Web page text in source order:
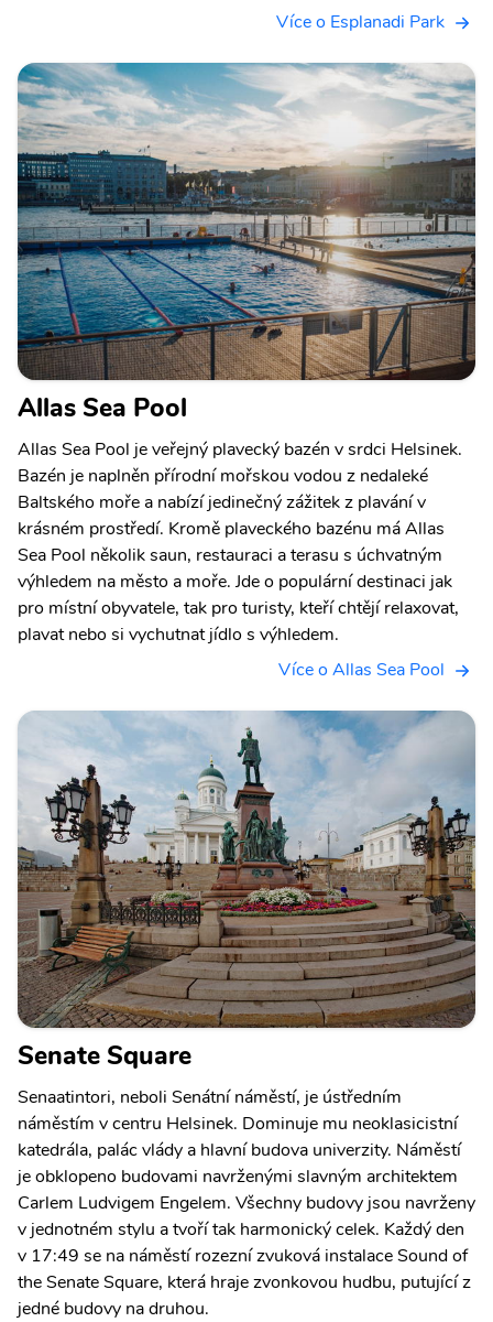
Více o Esplanadi Park
Allas Sea Pool
Allas Sea Pool je veřejný plavecký bazén v srdci Helsinek.
Bazén je naplněn přírodní mořskou vodou z nedaleké
Baltského moře a nabízí jedinečný zážitek z plavání v
krásném prostředí. Kromě plaveckého bazénu má Allas
Sea Pool několik saun, restauraci a terasu s úchvatným
výhledem na město a moře. Jde o populární destinaci jak
pro místní obyvatele, tak pro turisty, kteří chtějí relaxovat,
plavat nebo si vychutnat jídlo s výhledem.
Více o Allas Sea Pool
Senate Square
Senaatintori, neboli Senátní náměstí, je ústředním
náměstím v centru Helsinek. Dominuje mu neoklasicistní
katedrála, palác vlády a hlavní budova univerzity. Náměstí
je obklopeno budovami navrženými slavným architektem
Carlem Ludvigem Engelem. Všechny budovy jsou navrženy
v jednotném stylu a tvoří tak harmonický celek. Každý den
v 17:49 se na náměstí rozezní zvuková instalace Sound of
the Senate Square, která hraje zvonkovou hudbu, putující z
jedné budovy na druhou.